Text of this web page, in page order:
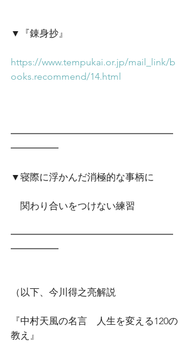
▼『錬身抄』
https://www.tempukai.or.jp/mail_link/b
ooks.recommend/14.html
━━━━━━━━━━━━━━━━━
━━━━━
▼寝際に浮かんだ消極的な事柄に
関わり合いをつけない練習
━━━━━━━━━━━━━━━━━
━━━━━
（以下、今川得之亮解説
『中村天風の名言　人生を変える120の
教え』